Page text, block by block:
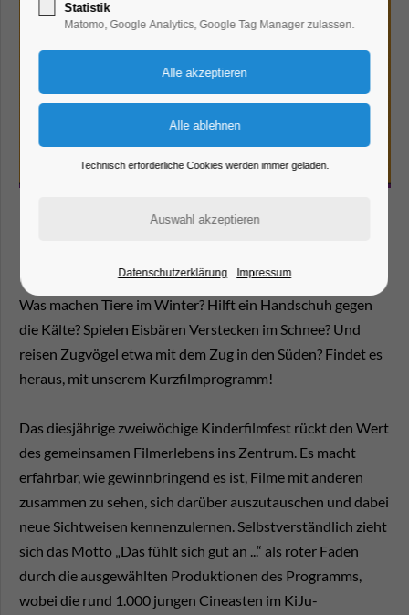
Was machen Tiere im Winter? Hilft ein Handschuh gegen
die Kälte? Spielen Eisbären Verstecken im Schnee? Und
reisen Zugvögel etwa mit dem Zug in den Süden? Findet es
heraus, mit unserem Kurzfilmprogramm!
Das diesjährige zweiwöchige Kinderfilmfest rückt den Wert
des gemeinsamen Filmerlebens ins Zentrum. Es macht
erfahrbar, wie gewinnbringend es ist, Filme mit anderen
zusammen zu sehen, sich darüber auszutauschen und dabei
neue Sichtweisen kennenzulernen. Selbstverständlich zieht
sich das Motto „Das fühlt sich gut an ...“ als roter Faden
durch die ausgewählten Produktionen des Programms,
wobei die rund 1.000 jungen Cineasten im KiJu-
Statistik
Matomo, Google Analytics, Google Tag Manager zulassen.
Technisch erforderliche Cookies werden immer geladen.
Datenschutzerklärung Impressum